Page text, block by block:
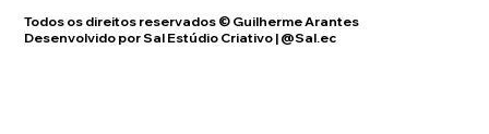
Todos os direitos reservados © Guilherme Arantes
Desenvolvido por Sal Estúdio Criativo | @Sal.ec